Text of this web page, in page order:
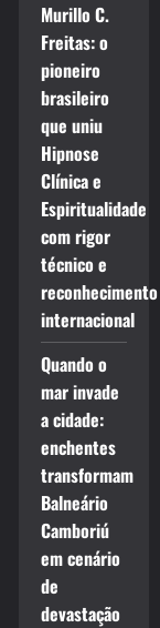
Murillo C.
Freitas: o
pioneiro
brasileiro
que uniu
Hipnose
Clínica e
Espiritualidade
com rigor
técnico e
reconhecimento
internacional
Quando o
mar invade
a cidade:
enchentes
transformam
Balneário
Camboriú
em cenário
de
devastação